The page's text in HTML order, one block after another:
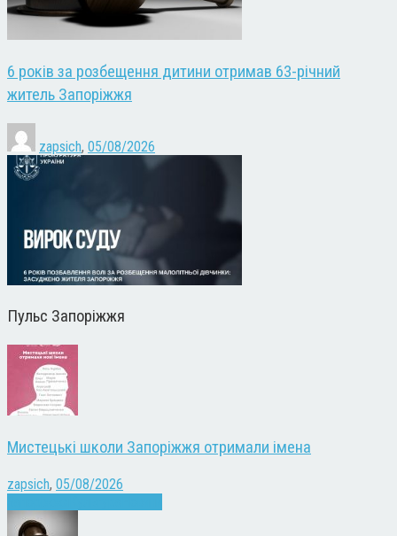
6 років за розбещення дитини отримав 63-річний
житель Запоріжжя
zapsich, 05/08/2026
Пульс Запоріжжя
Мистецькі школи Запоріжжя отримали імена
zapsich, 05/08/2026